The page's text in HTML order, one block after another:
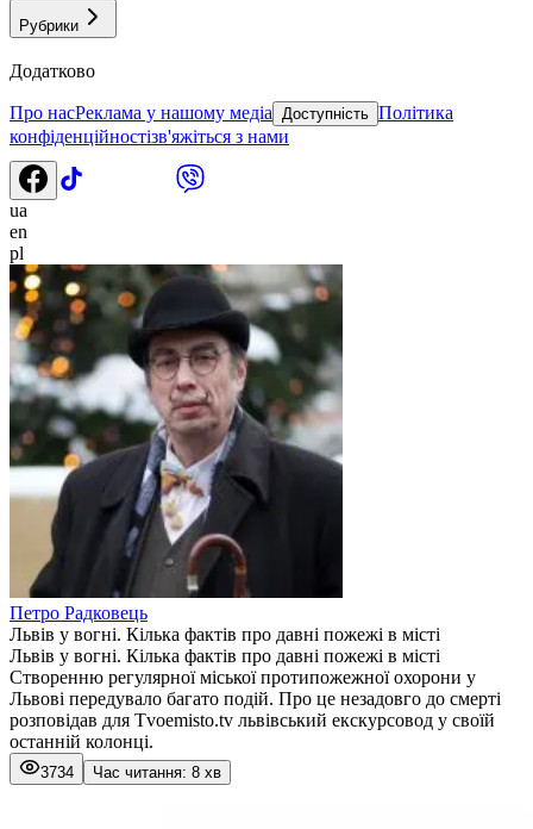
Рубрики
Додатково
Про насРеклама у нашому медіа Доступність Політика
конфіденційностізв'яжіться з нами
ua
en
pl
Петро Радковець
Львів у вогні. Кілька фактів про давні пожежі в місті
Львів у вогні. Кілька фактів про давні пожежі в місті
Створенню регулярної міської протипожежної охорони у
Львові передувало багато подій. Про це незадовго до смерті
розповідав для Tvoemisto.tv львівський екскурсовод у своїй
останній колонці.
3734 Час читання: 8 хв